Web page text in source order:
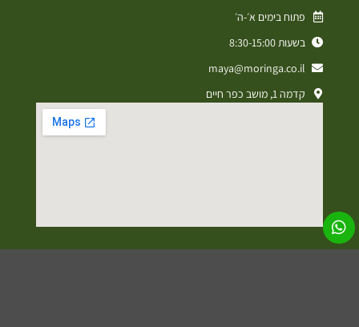
פתוח בימים א׳-ה׳
בשעות 8:30-15:00
maya@moringa.co.il
קדמה 1, מושב כפר חיים